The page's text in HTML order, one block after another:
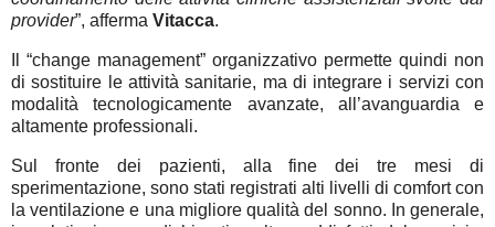
provider”, afferma Vitacca.
Il “change management” organizzativo permette quindi non
di sostituire le attività sanitarie, ma di integrare i servizi con
modalità tecnologicamente avanzate, all’avanguardia e
altamente professionali.
Sul fronte dei pazienti, alla fine dei tre mesi di
sperimentazione, sono stati registrati alti livelli di comfort con
la ventilazione e una migliore qualità del sonno. In generale,